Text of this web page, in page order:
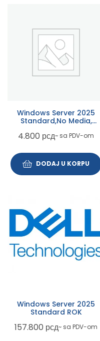
Windows Server 2025
Standard,No Media,
w/DVD Media,Multi Lang,
4.800 рсд~ sa PDV-om
DODAJ U KORPU
Windows Server 2025
Standard ROK
157.800 рсд~ sa PDV-om